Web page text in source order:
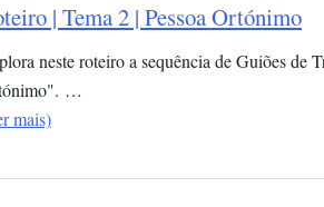
| Tema 2 | Pessoa Ortónimo
neste roteiro a sequência de Guiões de
…
mais)